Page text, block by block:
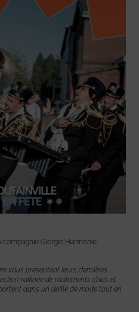
Giorgio Harmonie.
vous présentent leurs dernières
raffinée de roulements chics et
dans un défilé de mode tout en